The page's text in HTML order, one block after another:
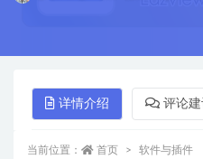
详情介绍 评论建
当前位置： 首页 软件与插件